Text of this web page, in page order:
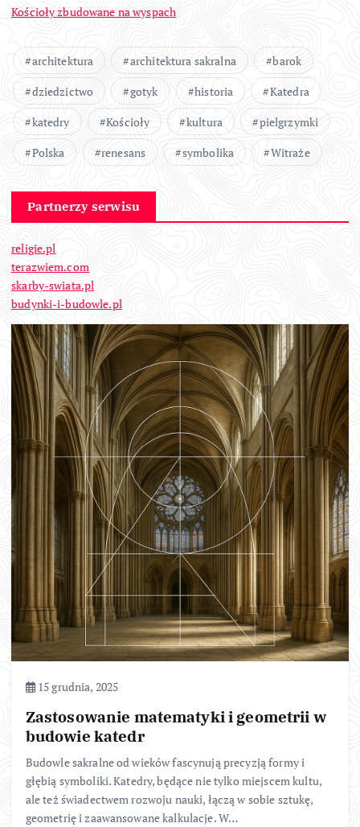
Kościoły zbudowane na wyspach
architektura architektura sakralna
barok
dziedzictwo
gotyk historia
Katedra
katedry
Kościoły kultura
pielgrzymki
Polska
renesans symbolika Witraże
Partnerzy serwisu
religie.pl
terazwiem.com
skarby-swiata.pl
budynki-i-budowle.pl
15 grudnia, 2025
Zastosowanie matematyki i geometrii w
budowie katedr
Budowle sakralne od wieków fascynują precyzją formy i
głębią symboliki. Katedry, będące nie tylko miejscem kultu,
ale też świadectwem rozwoju nauki, łączą w sobie sztukę,
geometrię i zaawansowane kalkulacje. W…